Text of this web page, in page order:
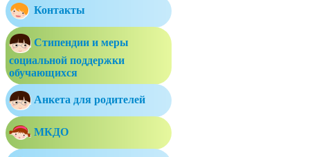
Контакты
Стипендии и меры
социальной поддержки
обучающихся
Анкета для родителей
МКДО